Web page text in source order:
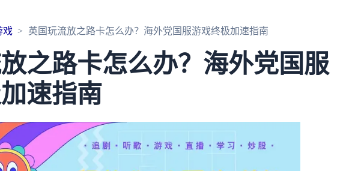
戏 英国玩流放之路卡怎么办？海外党国服游戏终极加速指南
之路卡怎么办？海外党国服
速指南